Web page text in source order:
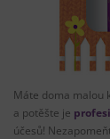
Máte doma malou
a potěšte je
účesů!